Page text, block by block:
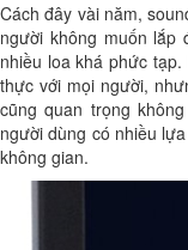
Cách đây vài năm,
người không muốn lắp
nhiều loa khá phức
thực với mọi người,
cũng quan trọng
người dùng có nhiều
không gian.